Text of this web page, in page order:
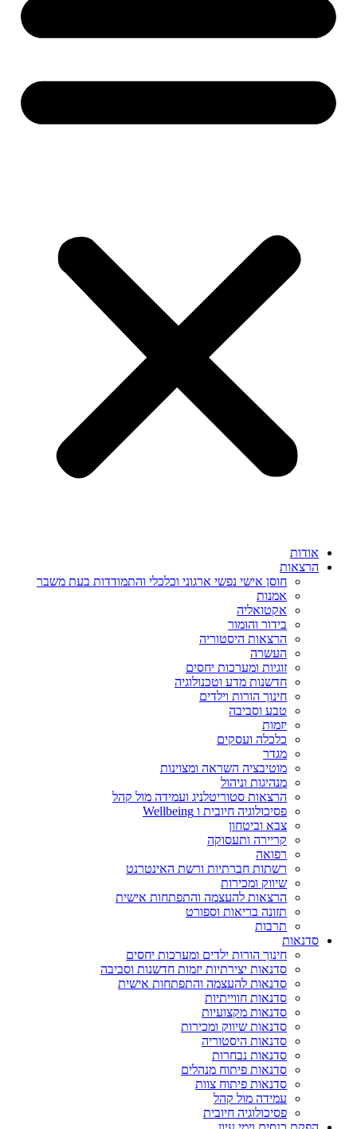
אודות
הרצאות
חוסן אישי נפשי ארגוני וכלכלי והתמודדות בעת משבר
אמנות
אקטואליה
בידור והומור
הרצאות היסטוריה
העשרה
זוגיות ומערכות יחסים
חדשנות מדע וטכנולוגיה
חינוך הורות וילדים
טבע וסביבה
יזמות
כלכלה ועסקים
מגדר
מוטיבציה השראה ומצוינות
מנהיגות וניהול
הרצאות סטוריטלניג ועמידה מול קהל
פסיכולוגיה חיובית ו Wellbeing
צבא וביטחון
קריירה ותעסוקה
רפואה
רשתות חברתיות ורשת האינטרנט
שיווק ומכירות
הרצאות להעצמה והתפתחות אישית
תזונה בריאות וספורט
תרבות
סדנאות
חינוך הורות ילדים ומערכות יחסים
סדנאות יצירתיות יזמות חדשנות וסביבה
סדנאות להעצמה והתפתחות אישית
סדנאות חווייתיות
סדנאות מקצועיות
סדנאות שיווק ומכירות
סדנאות היסטוריה
סדנאות נבחרות
סדנאות פיתוח מנהלים
סדנאות פיתוח צוות
עמידה מול קהל
פסיכולוגיה חיובית